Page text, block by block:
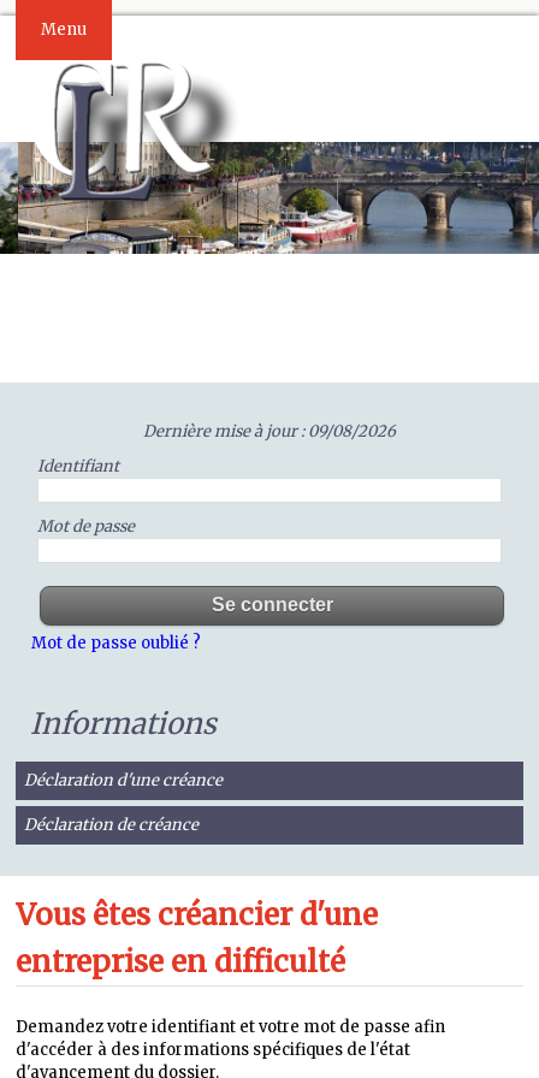
Menu
Dernière mise à jour : 09/08/2026
Identifiant
Mot de passe
Mot de passe oublié ?
Informations
Déclaration d'une créance
Déclaration de créance
Vous êtes créancier d'une
entreprise en difficulté
Demandez votre identifiant et votre mot de passe afin
d'accéder à des informations spécifiques de l'état
d'avancement du dossier.